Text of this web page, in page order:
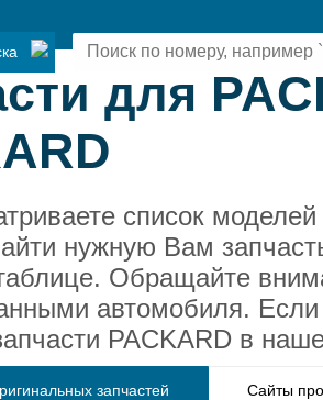
для
список
нужную Вам
Обращайте
автомобиля. Если
PACKARD в
запчастей Сайты